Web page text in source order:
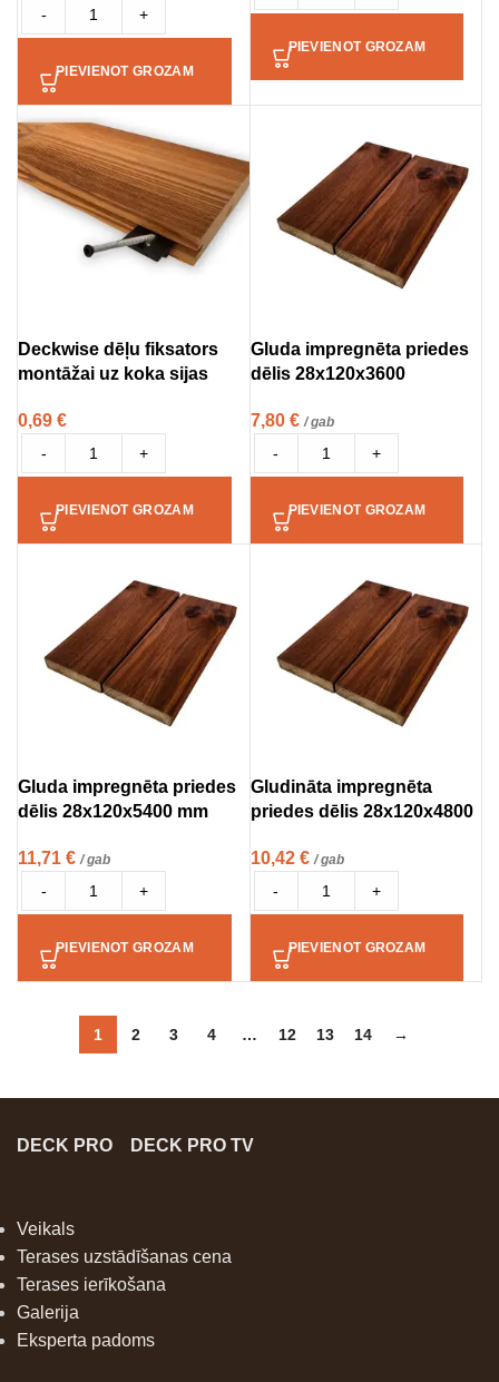
- +
PIEVIENOT GROZAM
PIEVIENOT GROZAM
Deckwise dēļu fiksators
montāžai uz koka sijas
0,69 €
- +
PIEVIENOT GROZAM
Gluda impregnēta priedes
dēlis 28x120x3600
7,80 € / gab
- +
PIEVIENOT GROZAM
Gluda impregnēta priedes
dēlis 28x120x5400 mm
11,71 € / gab
- +
PIEVIENOT GROZAM
Gludināta impregnēta
priedes dēlis 28x120x4800
10,42 € / gab
- +
PIEVIENOT GROZAM
1 2 3 4 … 12 13 14 →
DECK PRO DECK PRO TV
Veikals
Terases uzstādīšanas cena
Terases ierīkošana
Galerija
Eksperta padoms